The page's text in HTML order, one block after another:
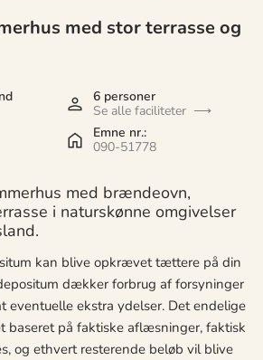
med stor terrasse og
6 personer
Se alle faciliteter
Emne nr.:
090-51778
med brændeovn,
i naturskønne omgivelser
kan blive opkrævet tættere på din
dækker forbrug af forsyninger
eventuelle ekstra ydelser. Det endelige
baseret på faktiske aflæsninger, faktisk
og ethvert resterende beløb vil blive